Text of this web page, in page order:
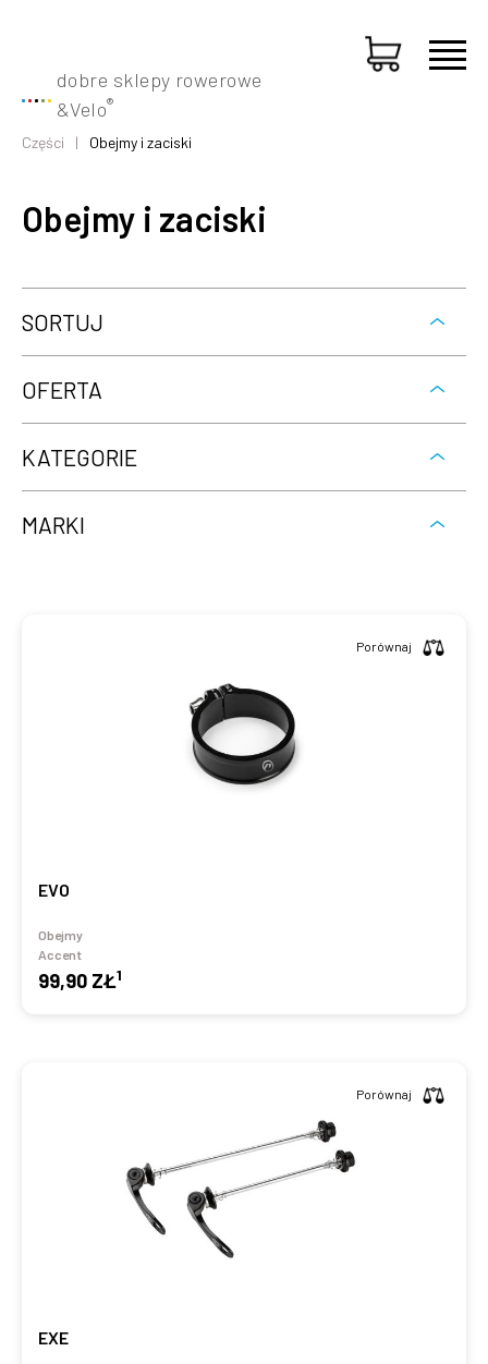
dobre sklepy rowerowe
&Velo®
Części Obejmy i zaciski
Obejmy i zaciski
SORTUJ
OFERTA
KATEGORIE
MARKI
EVO
Obejmy
Accent
99,90 ZŁ1
Porównaj
EXE
Porównaj